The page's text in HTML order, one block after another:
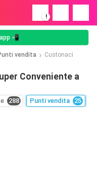
!
📲
vendita Custonaci
Conveniente a
288 Punti vendita 25